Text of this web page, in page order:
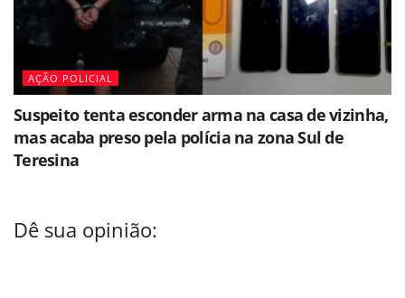
AÇÃO POLICIAL
Suspeito tenta esconder arma na casa de vizinha,
mas acaba preso pela polícia na zona Sul de
Teresina
Dê sua opinião: